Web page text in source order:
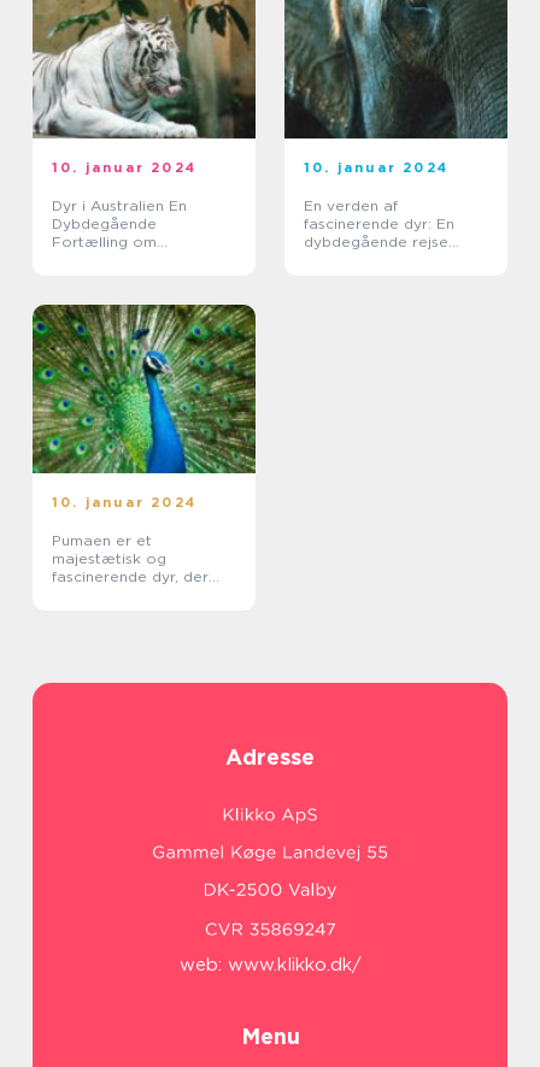
10. januar 2024
Dyr i Australien En
Dybdegående
Fortælling om
10. januar 2024
En verden af
fascinerende dyr: En
dybdegående rejse
10. januar 2024
Pumaen er et
majestætisk og
fascinerende dyr, der
Adresse
web: www.klikko.dk/
Menu